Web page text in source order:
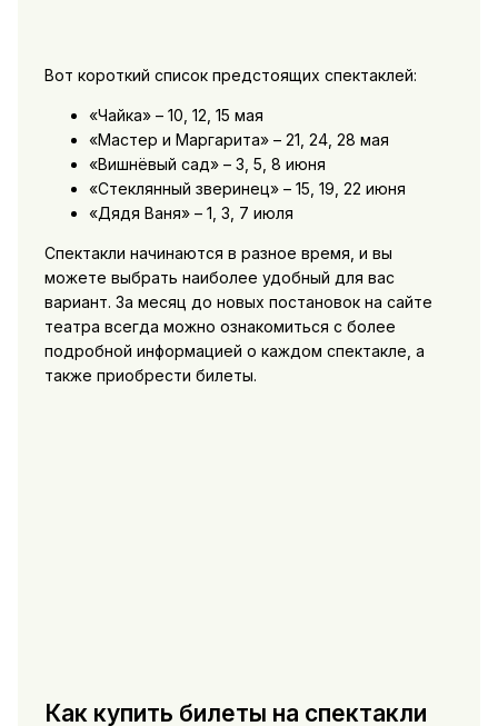
Вот короткий список предстоящих спектаклей:
«Чайка» – 10, 12, 15 мая
«Мастер и Маргарита» – 21, 24, 28 мая
«Вишнёвый сад» – 3, 5, 8 июня
«Стеклянный зверинец» – 15, 19, 22 июня
«Дядя Ваня» – 1, 3, 7 июля
Спектакли начинаются в разное время, и вы
можете выбрать наиболее удобный для вас
вариант. За месяц до новых постановок на сайте
театра всегда можно ознакомиться с более
подробной информацией о каждом спектакле, а
также приобрести билеты.
Как купить билеты на спектакли